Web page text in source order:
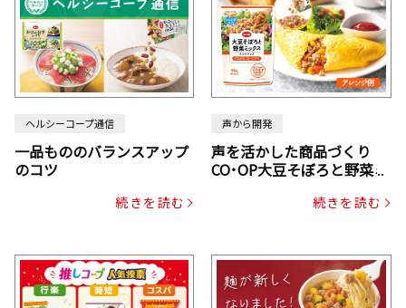
ヘルシーコープ通信
一品もののバランスアップ
のコツ
続きを読む
声から開発
声を活かした商品づくり
CO･OP大豆そぼろと野菜ミ
じん・コーン入り）続きを読む